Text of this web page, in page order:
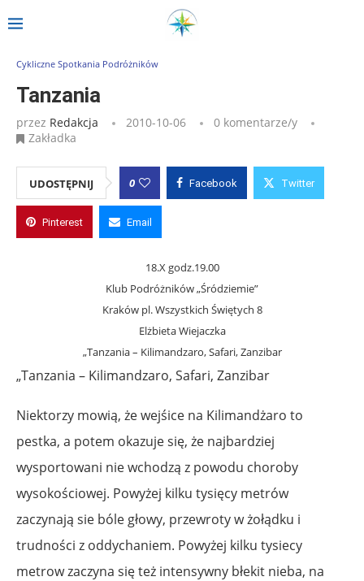
Strona główna Tanzania
Cykliczne Spotkania Podróżników
Tanzania
przez Redakcja 2010-10-06
0 komentarze/y
Zakładka
UDOSTĘPNIJ 0 Facebook Twitter
Pinterest Email
18.X godz.19.00
Klub Podróżników „Śródziemie”
Kraków pl. Wszystkich Świętych 8
Elżbieta Wiejaczka
„Tanzania – Kilimandzaro, Safari, Zanzibar
„Tanzania – Kilimandzaro, Safari, Zanzibar
Niektorzy mowią, że wejśice na Kilimandżaro to
pestka, a potem okazuje się, że najbardziej
wysportowani nie wchodzą z powodu choroby
wysokościowej. Powyżej kilku tysięcy metrów
zaczynają sie bóle głowy, przewroty w żołądku i
trudności z oddychaniem. Powyżej kilku tysiecy
metrow zaczyna się też intensywny błekit nieba, na